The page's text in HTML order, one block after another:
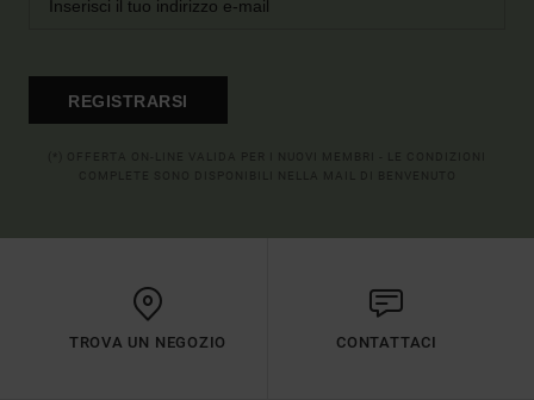
REGISTRARSI
TROVA UN NEGOZIO CONTATTACI